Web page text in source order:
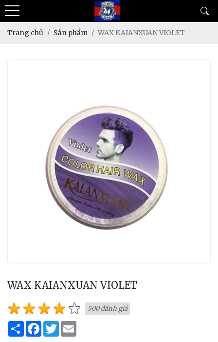
Trang chủ Sản phẩm WAX KAIANXUAN VIOLET
WAX KAIANXUAN VIOLET
500 đánh giá
ShareFacebook
Twitter